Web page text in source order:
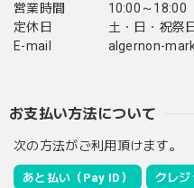
営業時間
10:00～18:00
定休日
土・日・祝祭
E-mail
algernon-
お支払い方法について
次の方法がご利用頂けます。
あと払い（Pay ID） クレジ